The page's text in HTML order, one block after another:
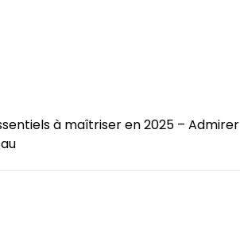
à maîtriser en 2025 – Admirer